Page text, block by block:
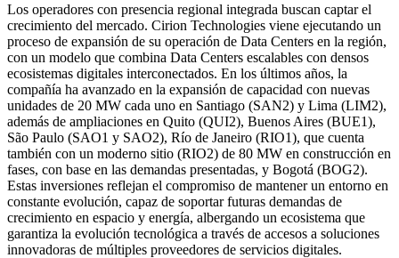
Los operadores con presencia regional integrada buscan captar el
crecimiento del mercado. Cirion Technologies viene ejecutando un
proceso de expansión de su operación de Data Centers en la región,
con un modelo que combina Data Centers escalables con densos
ecosistemas digitales interconectados. En los últimos años, la
compañía ha avanzado en la expansión de capacidad con nuevas
unidades de 20 MW cada uno en Santiago (SAN2) y Lima (LIM2),
además de ampliaciones en Quito (QUI2), Buenos Aires (BUE1),
São Paulo (SAO1 y SAO2), Río de Janeiro (RIO1), que cuenta
también con un moderno sitio (RIO2) de 80 MW en construcción en
fases, con base en las demandas presentadas, y Bogotá (BOG2).
Estas inversiones reflejan el compromiso de mantener un entorno en
constante evolución, capaz de soportar futuras demandas de
crecimiento en espacio y energía, albergando un ecosistema que
garantiza la evolución tecnológica a través de accesos a soluciones
innovadoras de múltiples proveedores de servicios digitales.